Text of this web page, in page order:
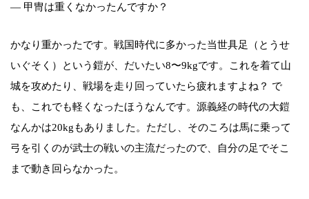
― 甲冑は重くなかったんですか？
かなり重かったです。戦国時代に多かった当世具足（とうせ
いぐそく）という鎧が、だいたい8〜9kgです。これを着て山
城を攻めたり、戦場を走り回っていたら疲れますよね？ で
も、これでも軽くなったほうなんです。源義経の時代の大鎧
なんかは20kgもありました。ただし、そのころは馬に乗って
弓を引くのが武士の戦いの主流だったので、自分の足でそこ
まで動き回らなかった。